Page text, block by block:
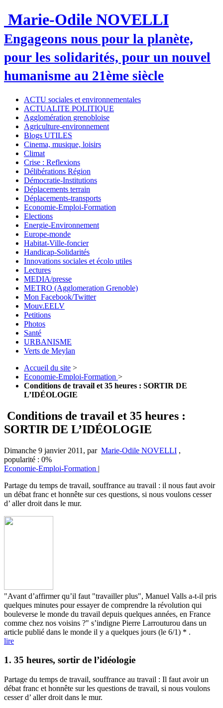
Marie-Odile NOVELLI
Engageons nous pour la planète,
pour les solidarités, pour un nouvel
humanisme au 21ème siècle
ACTU sociales et environnementales
ACTUALITE POLITIQUE
Agglomération grenobloise
Agriculture-environnement
Blogs UTILES
Cinema, musique, loisirs
Climat
Crise : Reflexions
Délibérations Région
Démocratie-Institutions
Déplacements terrain
Déplacements-transports
Economie-Emploi-Formation
Elections
Energie-Environnement
Europe-monde
Habitat-Ville-foncier
Handicap-Solidarités
Innovations sociales et écolo utiles
Lectures
MEDIA/presse
METRO (Agglomeration Grenoble)
Mon Facebook/Twitter
Mouv.EELV
Petitions
Photos
Santé
URBANISME
Verts de Meylan
Accueil du site >
Economie-Emploi-Formation >
Conditions de travail et 35 heures : SORTIR DE
L’IDÉOLOGIE
Conditions de travail et 35 heures :
SORTIR DE L’IDÉOLOGIE
Dimanche 9 janvier 2011 , par Marie-Odile NOVELLI ,
popularité : 0%
Economie-Emploi-Formation |
Partage du temps de travail, souffrance au travail : il nous faut avoir
un débat franc et honnête sur ces questions, si nous voulons cesser
d’ aller droit dans le mur.
"Avant d’affirmer qu’il faut "travailler plus", Manuel Valls a-t-il pris
quelques minutes pour essayer de comprendre la révolution qui
bouleverse le monde du travail depuis quelques années, en France
comme chez nos voisins ?" s’indigne Pierre Larrouturou dans un
article publié dans le monde il y a quelques jours (le 6/1) * .
lire
1. 35 heures, sortir de l’idéologie
Partage du temps de travail, souffrance au travail : Il faut avoir un
débat franc et honnête sur les questions de travail, si nous voulons
cesser d’ aller droit dans le mur.